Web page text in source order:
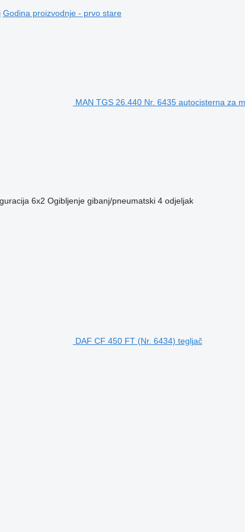
Godina proizvodnje - prvo stare
MAN TGS 26.440 Nr. 6435 autocisterna za
6x2 Ogibljenje gibanj/pneumatski 4 odjeljak
DAF CF 450 FT (Nr. 6434) tegljač